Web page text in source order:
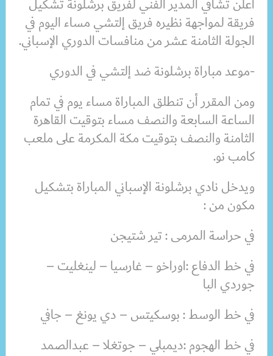
أعلن تشافي المدير الفني لفريق برشلونة تشكيل
فريقة لمواجهة نظيره فريق إلتشي مساء اليوم في
الجولة الثامنة عشر من منافسات الدوري الإسباني.
-موعد مباراة برشلونة ضد إلتشي في الدوري
ومن المقرر أن تنطلق المباراة مساء يوم في تمام
الساعة السابعة والنصف مساء بتوقيت القاهرة
الثامنة والنصف بتوقيت مكة المكرمة على ملعب
كامب نو.
ويدخل نادي برشلونة الإسباني المباراة بتشكيل
مكون من :
في حراسة المرمى :‏ تير شتيجن
في خط الدفاع :اوراخو – غارسيا – لينغليت –
جوردي البا
في خط الوسط : بوسكيتس – دي يونغ – جافي
في خط الهجوم :ديمبلي – جوتغلا – عبدالصمد